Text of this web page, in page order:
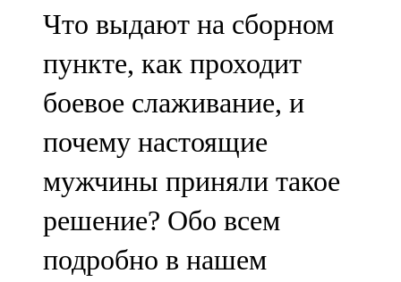
Что выдают на сборном
пункте, как проходит
боевое слаживание, и
почему настоящие
мужчины приняли такое
решение? Обо всем
подробно в нашем